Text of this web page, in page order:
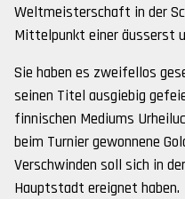
Weltmeisterschaft in der
Mittelpunkt einer äusserst
Sie haben es zweifellos
seinen Titel ausgiebig
finnischen Mediums
beim Turnier gewonnene
Verschwinden soll sich in
Hauptstadt ereignet haben.